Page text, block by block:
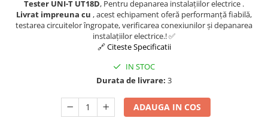
Tester UNI-T UT18D, Pentru depanarea instalațiilor electrice .
Livrat impreuna cu , acest echipament oferă performanță fiabilă,
testarea circuitelor îngropate, verificarea conexiunilor și depanarea
instalațiilor electrice.! ✅
🔗 Citeste Specificatii
IN STOC
Durata de livrare: 3
ADAUGA IN COS